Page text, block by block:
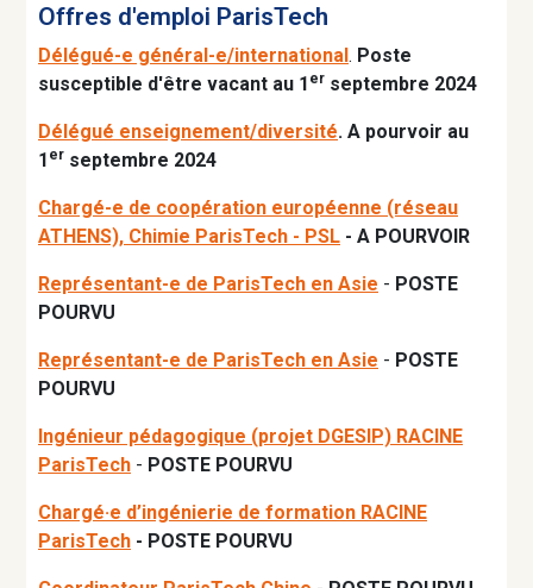
Offres d'emploi ParisTech
Délégué-e général-e/international . Poste
susceptible d'être vacant au 1 er septembre 2024
Délégué enseignement/diversité. A pourvoir au
1 er septembre 2024
Chargé-e de coopération européenne (réseau
ATHENS), Chimie ParisTech - PSL - A POURVOIR
Représentant-e de ParisTech en Asie - POSTE
POURVU
Représentant-e de ParisTech en Asie - POSTE
POURVU
Ingénieur pédagogique (projet DGESIP) RACINE
ParisTech - POSTE POURVU
Chargé·e d’ingénierie de formation RACINE
ParisTech - POSTE POURVU